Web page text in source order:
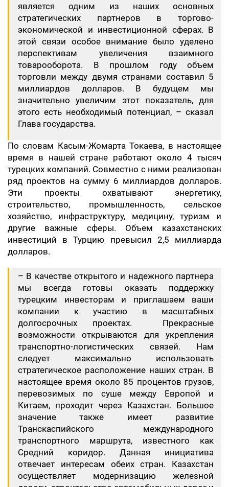
является одним из наших основных
стратегических партнеров в торгово-
экономической и инвестиционной сферах. В
этой связи особое внимание было уделено
перспективам увеличения взаимного
товарооборота. В прошлом году объем
торговли между двумя странами составил 5
миллиардов долларов. В будущем мы
значительно увеличим этот показатель, для
этого есть необходимый потенциал, – сказал
Глава государства.
По словам Касым-Жомарта Токаева, в настоящее
время в нашей стране работают около 4 тысяч
турецких компаний. Совместно с ними реализован
ряд проектов на сумму 6 миллиардов долларов.
Эти проекты охватывают энергетику,
строительство, промышленность, сельское
хозяйство, инфраструктуру, медицину, туризм и
другие важные сферы. Объем казахстанских
инвестиций в Турцию превысил 2,5 миллиарда
долларов.
– В качестве открытого и надежного партнера
мы всегда готовы оказать поддержку
турецким инвесторам и приглашаем ваши
компании к участию в масштабных
долгосрочных проектах. Прекрасные
возможности открываются для укрепления
транспортно-логистических связей. Нам
следует максимально использовать
стратегическое расположение наших стран. В
настоящее время около 85 процентов грузов,
перевозимых по суше между Европой и
Китаем, проходит через Казахстан. Большое
значение также имеет развитие
Транскаспийского международного
транспортного маршрута, известного как
Средний коридор. Данная инициатива
отвечает интересам обеих стран. Казахстан
осуществляет модернизацию железной